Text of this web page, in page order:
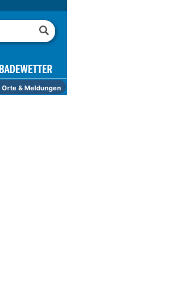
BADEWETTER
Orte & Meldungen